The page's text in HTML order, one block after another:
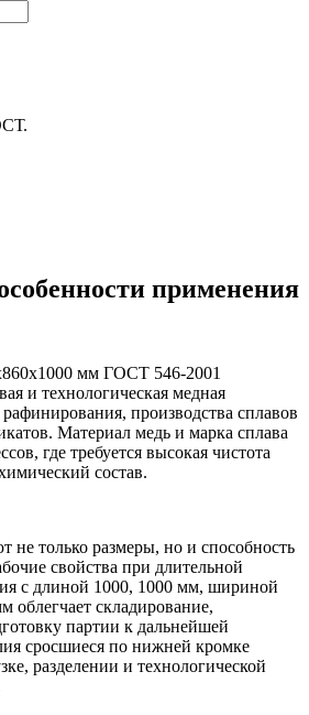
применения
мм ГОСТ 546-2001
и технологическая медная
производства сплавов
Материал медь и марка сплава
где требуется высокая чистота
состав.
не только размеры, но и способность
свойства при длительной
с длиной 1000, 1000 мм, шириной
складирование,
партии к дальнейшей
сросшиеся по нижней кромке
разделении и технологической